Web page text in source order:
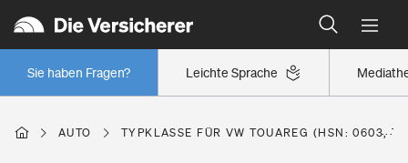
Leichte Sprache
Sie haben Fragen?
Wer versichert was: Jetzt Versicherer finden
Regionalklassen: So ist Ihre Region eingestuft
Wer versichert was: Jetzt Versicherer finden
AUTO TYPKLASSE FÜR VW TOUAREG (HSN: 0603,